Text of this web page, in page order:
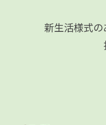
新生活様式の